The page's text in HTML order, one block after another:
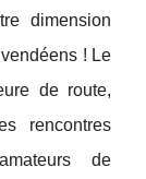
dimension
! Le
de route,
rencontres
de